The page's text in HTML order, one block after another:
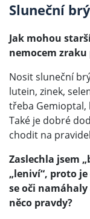
Sluneční
Jak mohou
nemocem
Nosit sluneční
lutein, zinek,
třeba Gemioptal,
Také je dobré
chodit na
Zaslechla jsem
„leniví“, proto
se oči
něco pravdy?